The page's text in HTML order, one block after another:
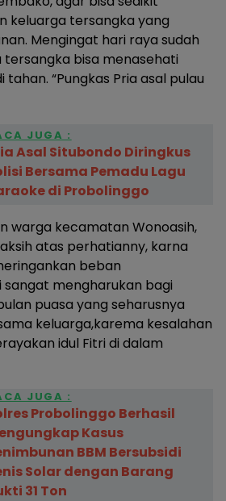
keluarga tersangka yang
Mengingat hari raya sudah
bisa menasehati
“Pungkas Pria asal pulau
JUGA :
Asal Situbondo Diringkus
Bersama Pemadu Lagu
di Probolinggo
warga kecamatan Wonoasih,
atas perhatianny, karna
beban
sangat mengharukan bagi
puasa yang seharusnya
keluarga,karema kesalahan
idul Fitri di dalam
JUGA :
Probolinggo Berhasil
Kasus
BBM Bersubsidi
Solar dengan Barang
31 Ton